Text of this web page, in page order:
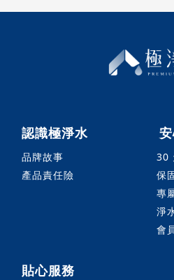
認識極淨水
品牌故事
產品責任險
安
30
保
專
淨
會
貼心服務